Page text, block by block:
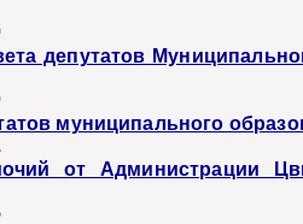
депутатов
муниципального
от Администрации